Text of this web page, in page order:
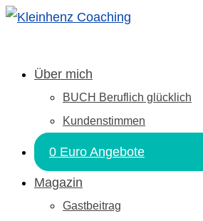
Über mich
BUCH Beruflich glücklich
Kundenstimmen
0 Euro Angebote
Magazin
Gastbeitrag